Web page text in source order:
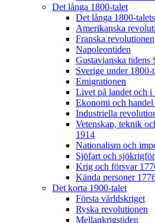
Det långa 1800-talet
Det långa 1800-
Amerikanska
Franska revolutionen
Napoleontiden
Gustavianska tidens
Sverige under 1800-
Emigrationen
Livet på landet och i
Ekonomi och
Industriella
Vetenskap, teknik
1914
Nationalism och
Sjöfart och
Krig och försvar
Kända personer
Det korta 1900-talet
Första världskriget
Ryska revolutionen
Mellankrigstiden